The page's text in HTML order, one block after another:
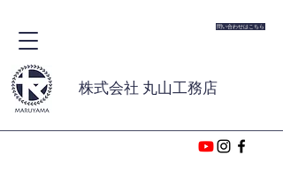
問い合わせはこちら
株式会社 丸山工務店